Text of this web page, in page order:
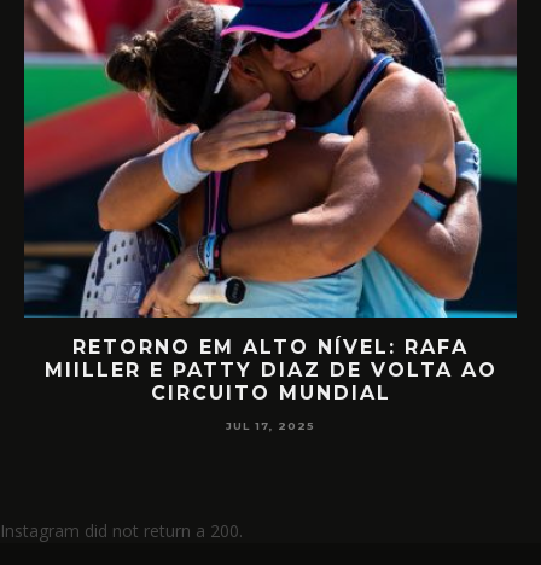
RETORNO EM ALTO NÍVEL: RAFA
MIILLER E PATTY DIAZ DE VOLTA AO
CIRCUITO MUNDIAL
JUL 17, 2025
Instagram did not return a 200.